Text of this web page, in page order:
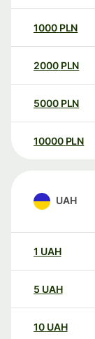
1000 PLN
2000 PLN
5000 PLN
10000 PLN
UAH
1 UAH
5 UAH
10 UAH